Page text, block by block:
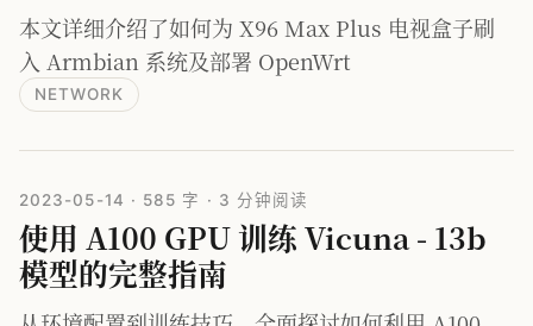
本文详细介绍了如何为 X96 Max Plus 电视盒子刷
入 Armbian 系统及部署 OpenWrt
NETWORK
2023-05-14 · 585 字 · 3 分钟阅读
使用 A100 GPU 训练 Vicuna - 13b
模型的完整指南